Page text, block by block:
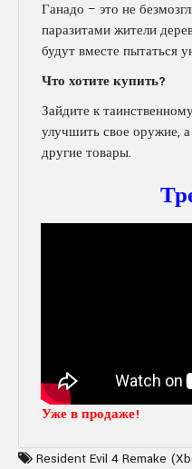
Ганадо – это не
паразитами жители
будут вместе пытаться
Что хотите купить?
Зайдите к
улучшить свое оружие,
другие товары.
Уже в продаже!
Resident Evil 4 Remake